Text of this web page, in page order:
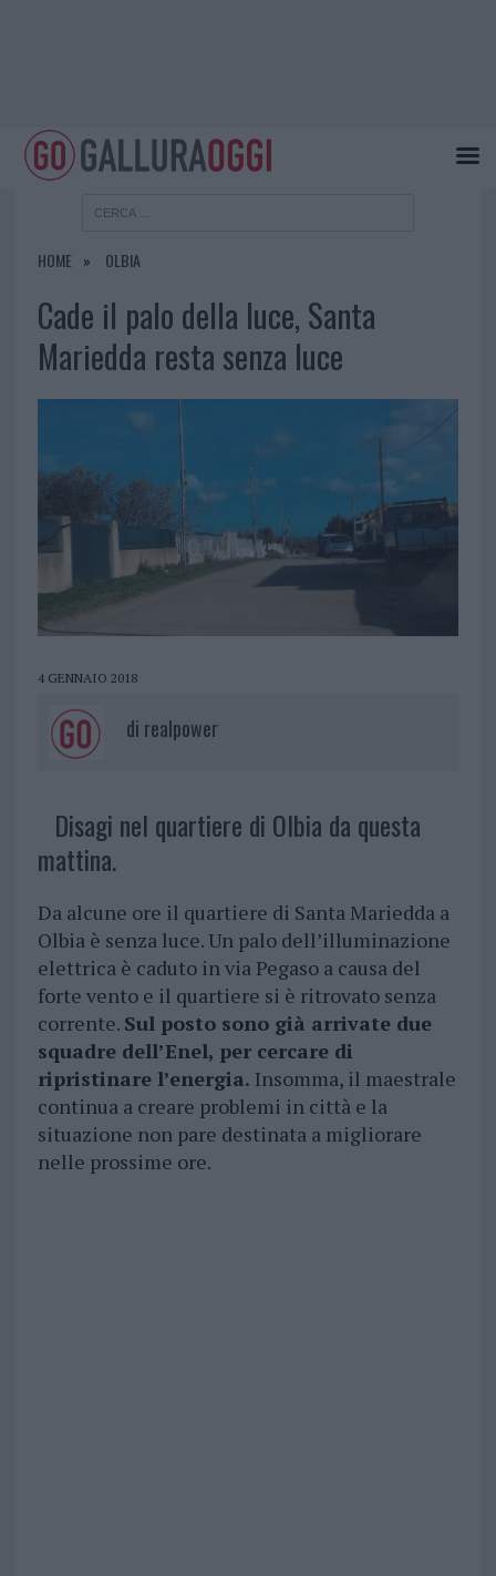
HOME OLBIA
Cade il palo della luce, Santa
Mariedda resta senza luce
4 GENNAIO 2018
di realpower
Disagi nel quartiere di Olbia da questa
mattina.
Da alcune ore il quartiere di Santa Mariedda a
Olbia è senza luce. Un palo dell’illuminazione
elettrica è caduto in via Pegaso a causa del
forte vento e il quartiere si è ritrovato senza
corrente. Sul posto sono già arrivate due
squadre dell’Enel, per cercare di
ripristinare l’energia. Insomma, il maestrale
continua a creare problemi in città e la
situazione non pare destinata a migliorare
nelle prossime ore.